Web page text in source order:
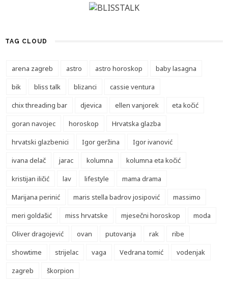
TAG CLOUD
arena zagreb astro astro horoskop
baby lasagna
bik
bliss talk blizanci
cassie ventura
chix threading bar
djevica ellen vanjorek
eta kočić
goran navojec
horoskop
Hrvatska glazba
hrvatski glazbenici
Igor geržina
Igor ivanović
ivana delač
jarac kolumna
kolumna eta kočić
kristijan iličić
lav lifestyle
mama drama
Marijana perinić
maris stella badrov josipović
massimo
meri goldašić
miss hrvatske mjesečni horoskop
moda
Oliver dragojević
ovan putovanja rak
ribe
showtime
strijelac vaga Vedrana tomić
vodenjak
zagreb
škorpion